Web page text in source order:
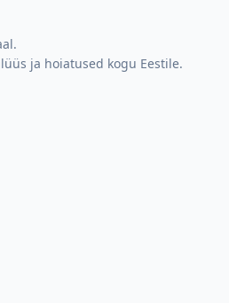
ja hoiatused kogu Eestile.